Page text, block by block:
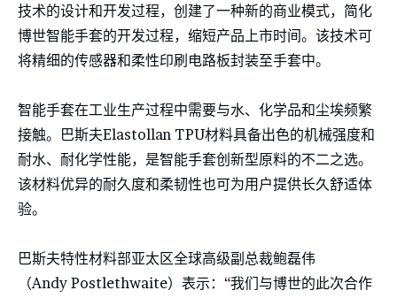
技术的设计和开发过程，创建了一种新的商业模式，简化
博世智能手套的开发过程，缩短产品上市时间。该技术可
将精细的传感器和柔性印刷电路板封装至手套中。
智能手套在工业生产过程中需要与水、化学品和尘埃频繁
接触。巴斯夫Elastollan TPU材料具备出色的机械强度和
耐水、耐化学性能，是智能手套创新型原料的不二之选。
该材料优异的耐久度和柔韧性也可为用户提供长久舒适体
验。
巴斯夫特性材料部亚太区全球高级副总裁鲍磊伟
（Andy Postlethwaite）表示：“我们与博世的此次合作